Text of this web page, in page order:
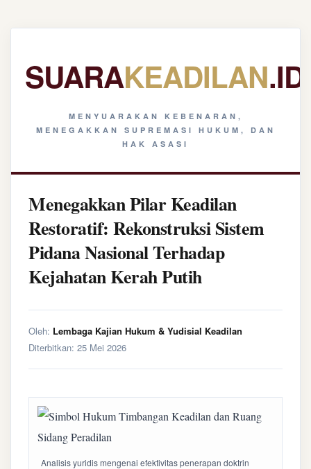
SUARAKEADILAN.ID
MENYUARAKAN KEBENARAN,
MENEGAKKAN SUPREMASI HUKUM, DAN
HAK ASASI
Menegakkan Pilar Keadilan
Restoratif: Rekonstruksi Sistem
Pidana Nasional Terhadap
Kejahatan Kerah Putih
Oleh: Lembaga Kajian Hukum & Yudisial Keadilan
Diterbitkan: 25 Mei 2026
Analisis yuridis mengenai efektivitas penerapan doktrin